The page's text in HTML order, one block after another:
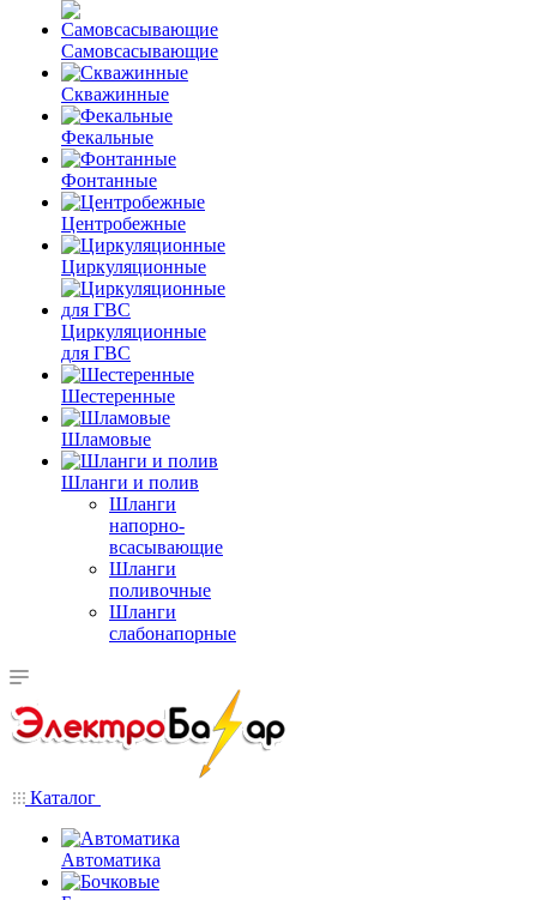
Самовсасывающие
Скважинные
Фекальные
Фонтанные
Центробежные
Циркуляционные
Циркуляционные
для ГВС
Шестеренные
Шламовые
Шланги и полив
Шланги
напорно-
всасывающие
Шланги
поливочные
Шланги
слабонапорные
Каталог
Автоматика